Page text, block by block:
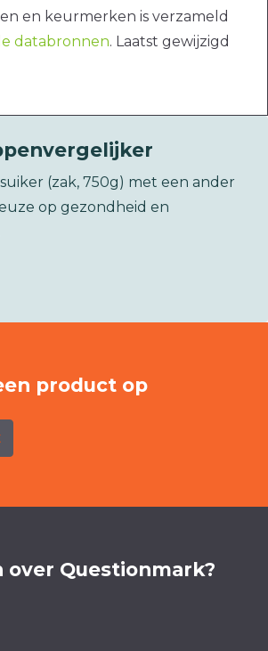
en keurmerken is verzameld
databronnen. Laatst gewijzigd
(zak, 750g) met een ander
op gezondheid en
product op
over Questionmark?